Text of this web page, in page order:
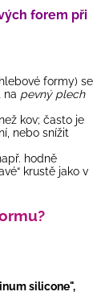
forem při
formy) se
na pevný plech
kov; často je
nebo snížit
hodně
krustě jako v
silicone",